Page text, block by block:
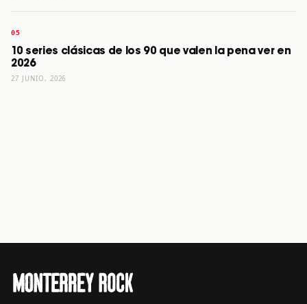
10 series clásicas de los 90 que valen la pena ver en
2026
27 JUNIO, 2026